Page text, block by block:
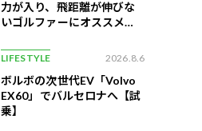
力が入り、飛距離が伸びな
いゴルファーにオススメの
LIFESTYLE 2026.8.6
ボルボの次世代EV「Volvo
EX60」でバルセロナへ【試
乗】